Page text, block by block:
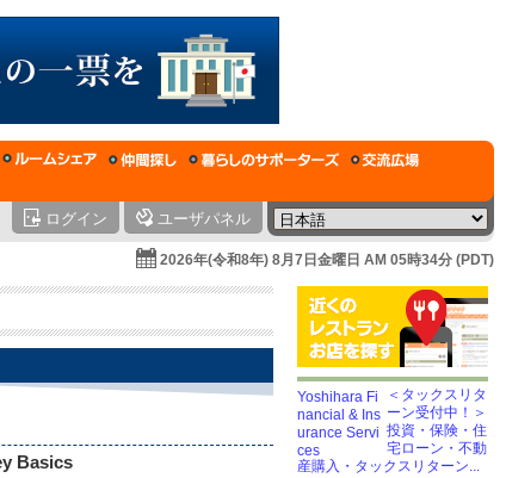
ログイン ユーザパネル
2026年(令和8年) 8月7日金曜日 AM 05時34分 (PDT)
Basics
＜タックスリタ
ーン受付中！＞
投資・保険・住
宅ローン・不動
産購入・タックスリターン...